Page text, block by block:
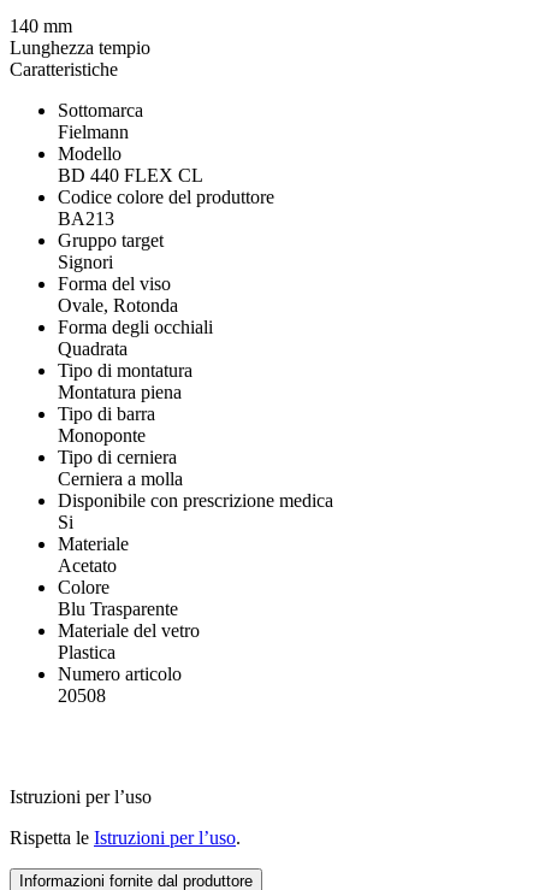
Caratteristiche
Sottomarca
Fielmann
Modello
BD 440 FLEX CL
Codice colore del produttore
BA213
Gruppo target
Signori
Forma del viso
Ovale, Rotonda
Forma degli occhiali
Quadrata
Tipo di montatura
Montatura piena
Tipo di barra
Monoponte
Tipo di cerniera
Cerniera a molla
Disponibile con prescrizione medica
Si
Materiale
Acetato
Colore
Blu Trasparente
Materiale del vetro
Plastica
Numero articolo
20508
Istruzioni per l’uso
Rispetta le Istruzioni per l’uso.
Informazioni fornite dal produttore
140 mm
Lunghezza tempio